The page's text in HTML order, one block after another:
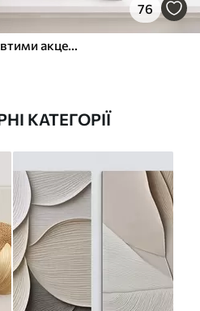
76
Абстрактний пейзаж з жовтими акцентами, мінімалістична композиція землі, води та неба, з приглушеними кольорами
КАТЕГОРІЇ